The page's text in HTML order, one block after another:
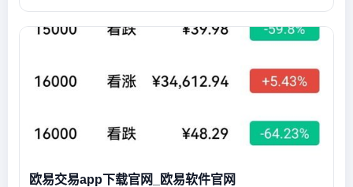
欧易交易app下载官网_欧易软件官网